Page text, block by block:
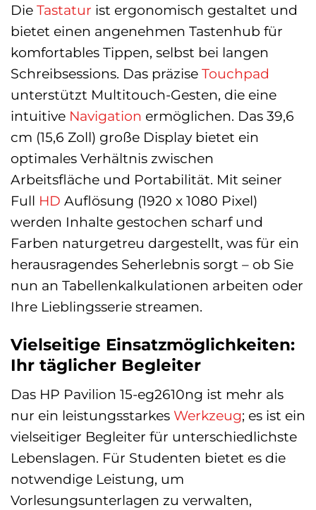
Die Tastatur ist ergonomisch gestaltet und
bietet einen angenehmen Tastenhub für
komfortables Tippen, selbst bei langen
Schreibsessions. Das präzise Touchpad
unterstützt Multitouch-Gesten, die eine
intuitive Navigation ermöglichen. Das 39,6
cm (15,6 Zoll) große Display bietet ein
optimales Verhältnis zwischen
Arbeitsfläche und Portabilität. Mit seiner
Full HD Auflösung (1920 x 1080 Pixel)
werden Inhalte gestochen scharf und
Farben naturgetreu dargestellt, was für ein
herausragendes Seherlebnis sorgt – ob Sie
nun an Tabellenkalkulationen arbeiten oder
Ihre Lieblingsserie streamen.
Vielseitige Einsatzmöglichkeiten:
Ihr täglicher Begleiter
Das HP Pavilion 15-eg2610ng ist mehr als
nur ein leistungsstarkes Werkzeug; es ist ein
vielseitiger Begleiter für unterschiedlichste
Lebenslagen. Für Studenten bietet es die
notwendige Leistung, um
Vorlesungsunterlagen zu verwalten,